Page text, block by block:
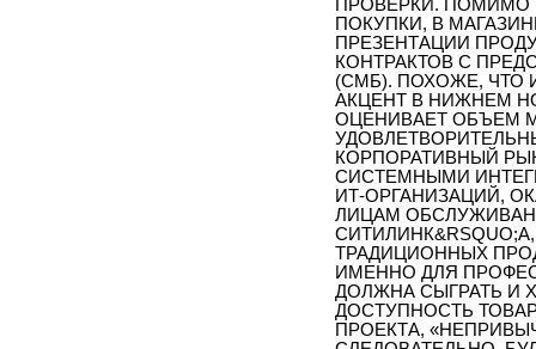
ПРОВЕРКИ. ПОМИМО
ПОКУПКИ, В
ПРЕЗЕНТАЦИИ
КОНТРАКТОВ С
(СМБ). ПОХОЖЕ, ЧТО
АКЦЕНТ В НИЖНЕМ
ОЦЕНИВАЕТ ОБЪЕМ
КОРПОРАТИВНЫЙ
СИСТЕМНЫМИ
ИТ-ОРГАНИЗАЦИЙ,
ЛИЦАМ
ТРАДИЦИОННЫХ
ИМЕННО ДЛЯ
ДОЛЖНА СЫГРАТЬ И
ДОСТУПНОСТЬ
ПРОЕКТА,